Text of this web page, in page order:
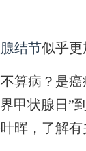
结节似乎更
算病？是
甲状腺日”
晖，了解